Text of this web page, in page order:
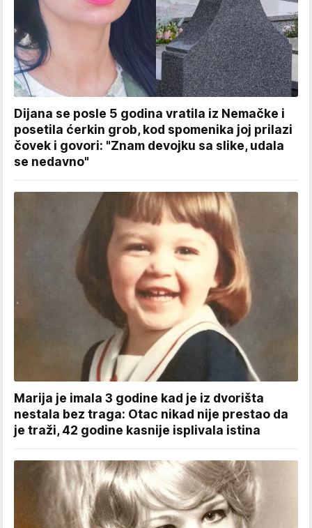
Dijana se posle 5 godina vratila iz Nemačke i
posetila ćerkin grob, kod spomenika joj prilazi
čovek i govori: "Znam devojku sa slike, udala
se nedavno"
Marija je imala 3 godine kad je iz dvorišta
nestala bez traga: Otac nikad nije prestao da
je traži, 42 godine kasnije isplivala istina